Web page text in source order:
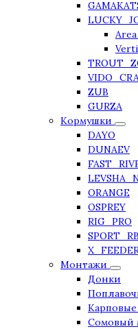
ZUB
GURZA
Кормушки
DAYO
DUNAEV
ORANGE
OSPREY
RIG_PRO
SPORT_RB
Монтажи
Донки
Сомовый